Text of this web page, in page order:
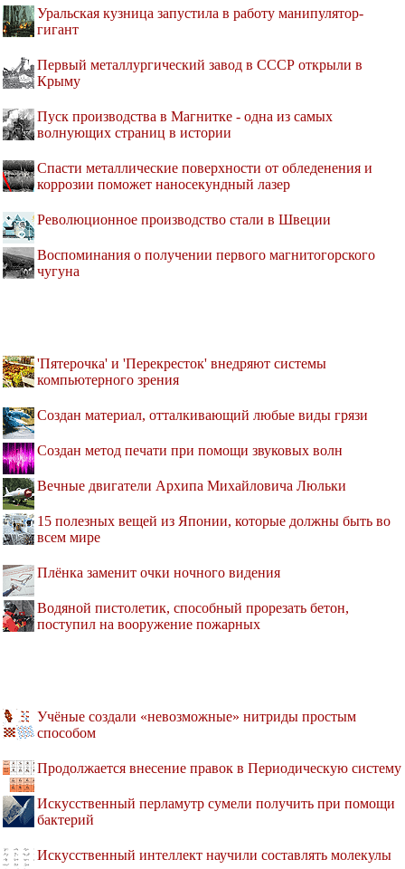
Уральская кузница запустила в работу манипулятор-
гигант
Первый металлургический завод в СССР открыли в
Крыму
Пуск производства в Магнитке - одна из самых
волнующих страниц в истории
Спасти металлические поверхности от обледенения и
коррозии поможет наносекундный лазер
Революционное производство стали в Швеции
Воспоминания о получении первого магнитогорского
чугуна
'Пятерочка' и 'Перекресток' внедряют системы
компьютерного зрения
Создан материал, отталкивающий любые виды грязи
Создан метод печати при помощи звуковых волн
Вечные двигатели Архипа Михайловича Люльки
15 полезных вещей из Японии, которые должны быть во
всем мире
Плёнка заменит очки ночного видения
Водяной пистолетик, способный прорезать бетон,
поступил на вооружение пожарных
Учёные создали «невозможные» нитриды простым
способом
Продолжается внесение правок в Периодическую систему
Искусственный перламутр сумели получить при помощи
бактерий
Искусственный интеллект научили составлять молекулы